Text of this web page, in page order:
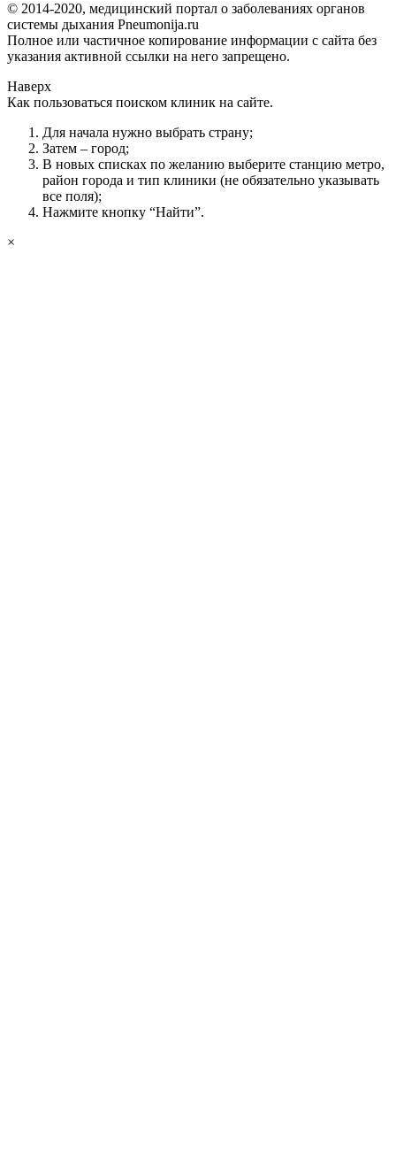
© 2014-2020, медицинский портал о заболеваниях органов
системы дыхания Pneumonija.ru
Полное или частичное копирование информации с сайта без
указания активной ссылки на него запрещено.
Наверх
Как пользоваться поиском клиник на сайте.
Для начала нужно выбрать страну;
Затем – город;
В новых списках по желанию выберите станцию метро,
район города и тип клиники (не обязательно указывать
все поля);
Нажмите кнопку “Найти”.
×